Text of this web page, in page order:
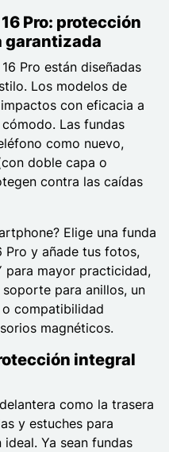
Pro: protección
garantizada
Pro están diseñadas
Los modelos de
con eficacia a
Las fundas
como nuevo,
doble capa o
contra las caídas
Elige una funda
Pro y añade tus fotos,
mayor practicidad,
para anillos, un
compatibilidad
magnéticos.
integral
como la trasera
y estuches para
Ya sean fundas